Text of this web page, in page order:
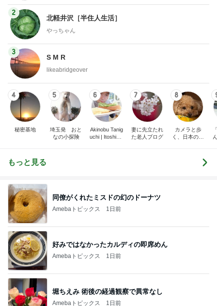
2
北軽井沢［半住人生活］
やっちゃん
3
S M R
likeabridgeover
4
秘密基地
5
埼玉発 おと
なの小探険
6
Akinobu Tanig
uchi | Itoshima
7
妻に先立たれ
た老人ブログ
8
カメラと歩
く、日本の風
もっと見る
同僚がくれたミスドの幻のドーナツ
Amebaトピックス 1日前
好みではなかったカルディの即席めん
Amebaトピックス 1日前
堀ちえみ 術後の経過観察で異常なし
Amebaトピックス 1日前